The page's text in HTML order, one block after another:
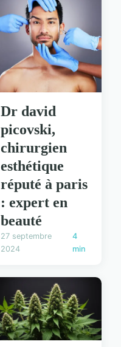
Dr david
picovski,
chirurgien
esthétique
réputé à paris
: expert en
beauté
27 septembre
2024
4
min